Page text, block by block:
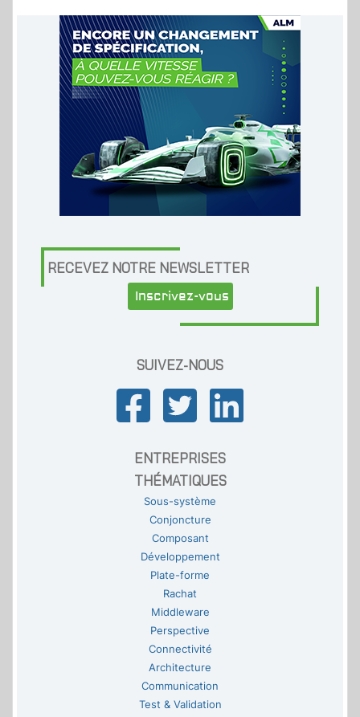
RECEVEZ NOTRE NEWSLETTER
Inscrivez-vous
SUIVEZ-NOUS
ENTREPRISES
THÉMATIQUES
Sous-système
Conjoncture
Composant
Développement
Plate-forme
Rachat
Middleware
Perspective
Connectivité
Architecture
Communication
Test & Validation